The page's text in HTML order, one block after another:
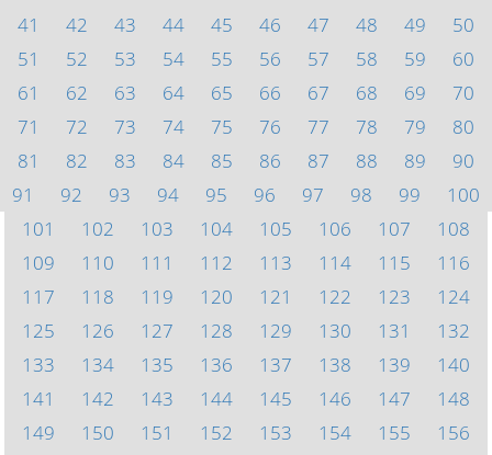
41
42 43 44 45 46 47 48 49
50
51
52 53 54 55 56 57 58 59
60
61
62 63 64 65 66 67 68 69
70
71
72 73 74 75 76 77 78 79
80
81
82 83 84 85 86 87 88 89
90
91
92 93 94 95 96 97 98 99
100
101
102 103 104 105 106 107
108
109
110 111 112 113 114 115
116
117
118 119 120 121 122 123
124
125
126 127 128 129 130 131
132
133
134 135 136 137 138 139
140
141
142 143 144 145 146 147
148
149
150 151 152 153 154 155
156